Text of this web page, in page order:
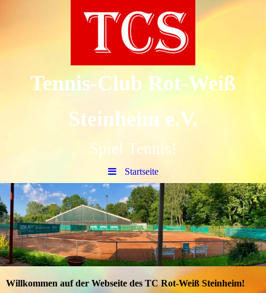
Tennis-Club Rot-Weiß
Steinheim e.V.
Spiel Tennis!
Startseite
Willkommen auf der Webseite des TC Rot-Weiß Steinheim!